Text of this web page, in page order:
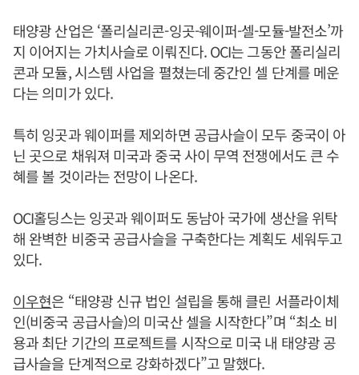
태양광 산업은 ‘폴리실리콘-잉곳-웨이퍼-셀-모듈-발전소’까
지 이어지는 가치사슬로 이뤄진다. OCI는 그동안 폴리실리
콘과 모듈, 시스템 사업을 펼쳤는데 중간인 셀 단계를 메운
다는 의미가 있다.
특히 잉곳과 웨이퍼를 제외하면 공급사슬이 모두 중국이 아
닌 곳으로 채워져 미국과 중국 사이 무역 전쟁에서도 큰 수
혜를 볼 것이라는 전망이 나온다.
OCI홀딩스는 잉곳과 웨이퍼도 동남아 국가에 생산을 위탁
해 완벽한 비중국 공급사슬을 구축한다는 계획도 세워두고
있다.
이우현은 “태양광 신규 법인 설립을 통해 클린 서플라이체
인(비중국 공급사슬)의 미국산 셀을 시작한다”며 “최소 비
용과 최단 기간의 프로젝트를 시작으로 미국 내 태양광 공
급사슬을 단계적으로 강화하겠다”고 말했다.